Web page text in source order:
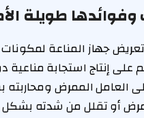
طويلة
جهاز المناعة
على إنتاج استجابة
العامل الممرض ومحاربته
أو تقلل من شدته بشكل